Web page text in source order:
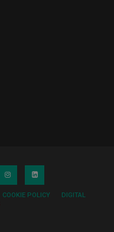
COOKIE POLICY
DIGITAL